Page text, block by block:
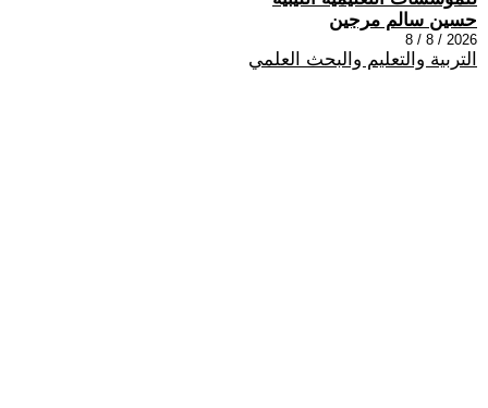
حسين سالم مرجين
2026 / 8 / 8
التربية والتعليم والبحث العلمي